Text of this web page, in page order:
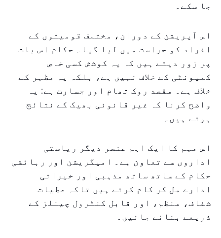
جا سکے۔
اس آپریشن کے دوران، مختلف قومیتوں کے
افراد کو حراست میں لیا گیا۔ حکام اس بات
پر زور دیتے ہیں کہ یہ کوشش کسی خاص
کمیونٹی کے خلاف نہیں ہے، بلکہ یہ مظہر کے
خلاف ہے۔ مقصد روک تھام اور جسارت ہے: یہ
واضح کرنا کہ غیر قانونی بھیک کے نتائج
ہوتے ہیں۔
اس مہم کا ایک اہم عنصر دیگر ریاستی
اداروں سے تعاون ہے۔ امیگریشن اور رہائشی
حکام کے ساتھ ساتھ مذہبی اور خیراتی
ادارے مل کر کام کرتے ہیں تاکہ عطیات
شفاف، منظم، اور قابل کنٹرول چینلز کے
ذریعے بنائے جائیں۔